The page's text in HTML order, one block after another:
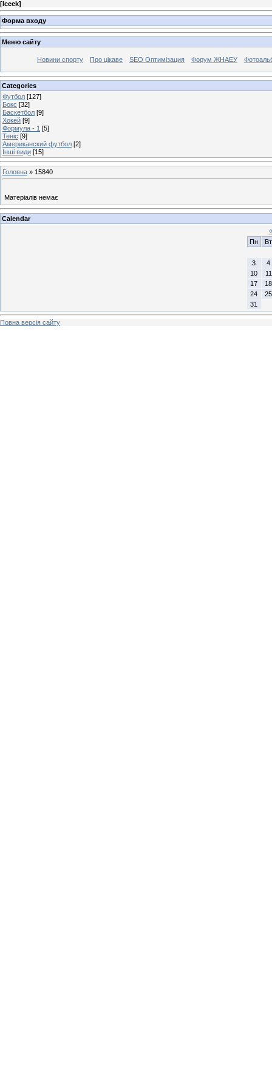
[Iceek]
Форма входу
Меню сайту
Новини спорту Про цікаве SEO Оптимізация Форум ЖНАЕУ
Categories
Футбол [127]
Бокс [32]
Баскетбол [9]
Хокей [9]
Формула - 1 [5]
Теніс [9]
Американский футбол [2]
Інші види [15]
Головна » 15840
Матеріалів немає
Calendar
«
Пн
Вт
3
4
10
11
17
18
24
25
31
Повна версія сайту